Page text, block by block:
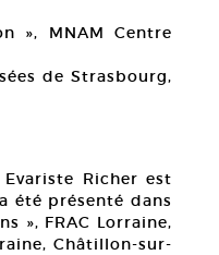
», MNAM Centre
de Strasbourg,
Richer est
été présenté dans
», FRAC Lorraine,
Châtillon-sur-